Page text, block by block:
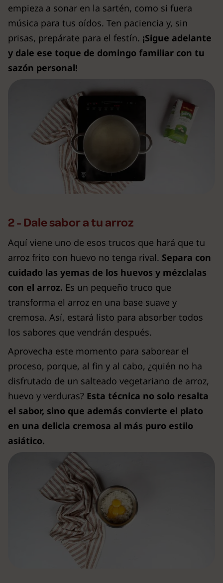
empieza a sonar en la sartén, como si fuera
música para tus oídos. Ten paciencia y, sin
prisas, prepárate para el festín. ¡Sigue adelante
y dale ese toque de domingo familiar con tu
sazón personal!
2 - Dale sabor a tu arroz
Aquí viene uno de esos trucos que hará que tu
arroz frito con huevo no tenga rival. Separa con
cuidado las yemas de los huevos y mézclalas
con el arroz. Es un pequeño truco que
transforma el arroz en una base suave y
cremosa. Así, estará listo para absorber todos
los sabores que vendrán después.
Aprovecha este momento para saborear el
proceso, porque, al fin y al cabo, ¿quién no ha
disfrutado de un salteado vegetariano de arroz,
huevo y verduras? Esta técnica no solo resalta
el sabor, sino que además convierte el plato
en una delicia cremosa al más puro estilo
asiático.